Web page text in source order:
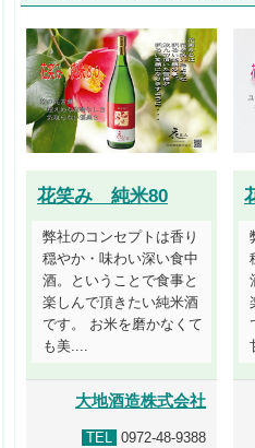
花笑み 純米80
弊社のコンセプトは香り
穏やか・味わい深い食中
酒。ということで食事と
楽しんで頂きたい純米酒
です。 お米を磨かなくて
も美....
大地酒造株式会社
TEL 0972-48-9388